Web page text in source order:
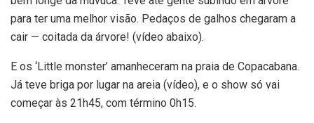
para ter uma melhor visão. Pedaços de galhos chegaram a
cair — coitada da árvore! (vídeo abaixo).
E os ‘Little monster’ amanheceram na praia de Copacabana.
Já teve briga por lugar na areia (vídeo), e o show só vai
começar às 21h45, com término 0h15.